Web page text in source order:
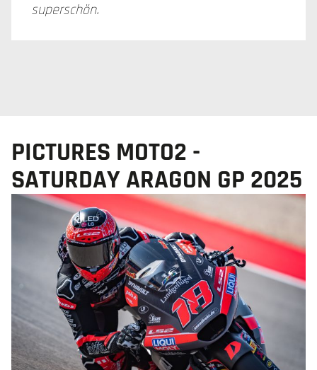
superschön.
PICTURES MOTO2 -
SATURDAY ARAGON GP 2025